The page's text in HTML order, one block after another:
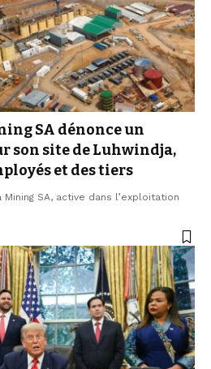
SA dénonce un
son site de Luhwindja,
et des tiers
SA, active dans l’exploitation